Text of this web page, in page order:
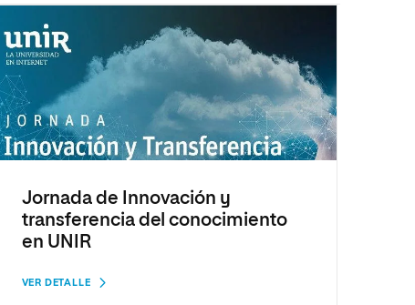
Jornada de Innovación y
transferencia del conocimiento
en UNIR
VER DETALLE